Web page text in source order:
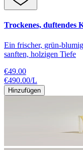
Trockenes, duftendes
Ein frischer, grün-
sanften, holzigen Tiefe
€49.00
€490.00/L
Hinzufügen